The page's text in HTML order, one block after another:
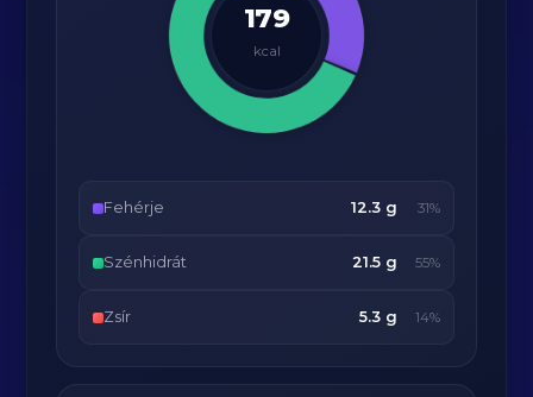
179
kcal
Fehérje 12.3 g 31%
Szénhidrát 21.5 g 55%
Zsír 5.3 g 14%